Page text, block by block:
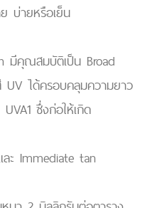
บ่ายหรือเย็น
มีคุณสมบัติเป็น Broad
ได้ครอบคลุมความยาว
ซึ่งก่อให้เกิด
ะ Immediate tan